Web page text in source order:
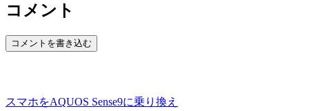
コメント
コメントを書き込む
スマホをAQUOS Sense9に乗り換え